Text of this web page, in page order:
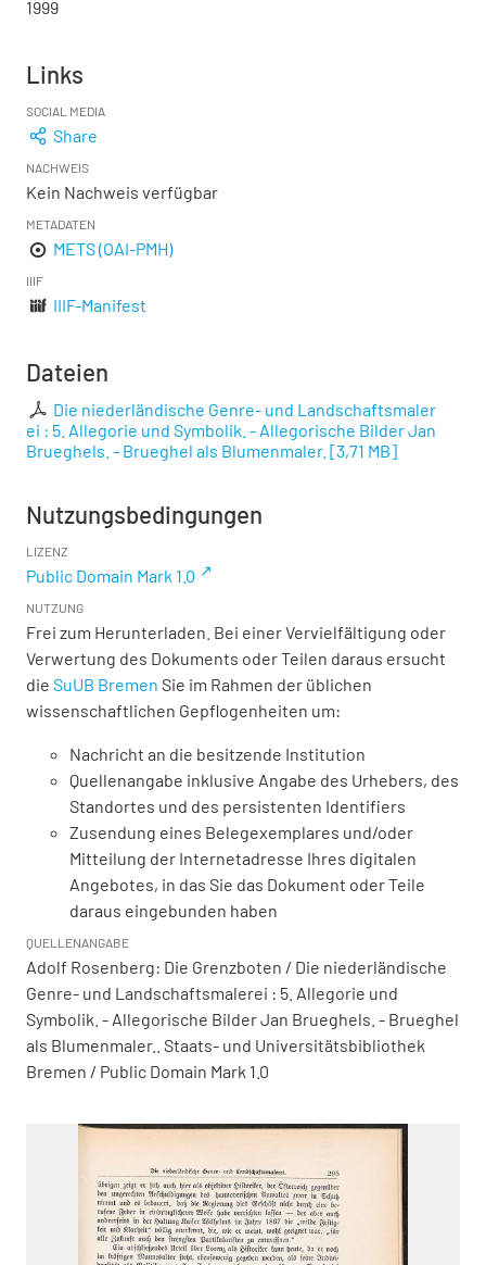
1999
Links
SOCIAL MEDIA
Share
NACHWEIS
Kein Nachweis verfügbar
METADATEN
METS (OAI-PMH)
IIIF
IIIF-Manifest
Dateien
Die niederländische Genre- und Landschaftsmaler
ei : 5. Allegorie und Symbolik. - Allegorische Bilder Jan
Brueghels. - Brueghel als Blumenmaler. [3,71 MB]
Nutzungsbedingungen
LIZENZ
Public Domain Mark 1.0
NUTZUNG
Frei zum Herunterladen. Bei einer Vervielfältigung oder
Verwertung des Dokuments oder Teilen daraus ersucht
die SuUB Bremen Sie im Rahmen der üblichen
wissenschaftlichen Gepflogenheiten um:
Nachricht an die besitzende Institution
Quellenangabe inklusive Angabe des Urhebers, des
Standortes und des persistenten Identifiers
Zusendung eines Belegexemplares und/oder
Mitteilung der Internetadresse Ihres digitalen
Angebotes, in das Sie das Dokument oder Teile
daraus eingebunden haben
QUELLENANGABE
Adolf Rosenberg: Die Grenzboten / Die niederländische
Genre- und Landschaftsmalerei : 5. Allegorie und
Symbolik. - Allegorische Bilder Jan Brueghels. - Brueghel
als Blumenmaler.. Staats- und Universitätsbibliothek
Bremen / Public Domain Mark 1.0